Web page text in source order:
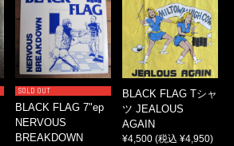
SOLD OUT
BLACK FLAG 7"ep
NERVOUS
BREAKDOWN
BLACK FLAG Tシャ
ツ JEALOUS
AGAIN
¥4,500 (税込 ¥4,950)